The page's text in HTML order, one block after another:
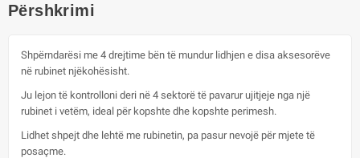
Përshkrimi
Shpërndarësi me 4 drejtime bën të mundur lidhjen e disa aksesorëve
në rubinet njëkohësisht.
Ju lejon të kontrolloni deri në 4 sektorë të pavarur ujitjeje nga një
rubinet i vetëm, ideal për kopshte dhe kopshte perimesh.
Lidhet shpejt dhe lehtë me rubinetin, pa pasur nevojë për mjete të
posaçme.